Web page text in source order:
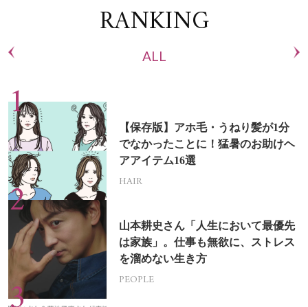
RANKING
ALL
【保存版】アホ毛・うねり髪が1分
でなかったことに！猛暑のお助けヘ
アアイテム16選
HAIR
山本耕史さん「人生において最優先
は家族」。仕事も無欲に、ストレス
を溜めない生き方
PEOPLE